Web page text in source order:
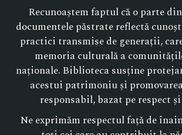
Recunoaștem faptul că o parte
documentele păstrate reflectă
practici transmise de generații,
memoria culturală a
naționale. Biblioteca susține
acestui patrimoniu și
responsabil, bazat pe respect
Ne exprimăm respectul față de